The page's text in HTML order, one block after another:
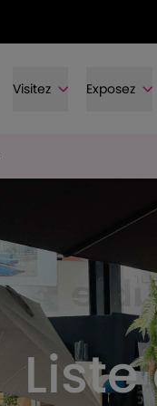
Visitez Exposez